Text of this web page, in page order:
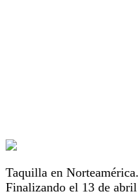
Taquilla en Norteamérica.
Finalizando el 13 de abril